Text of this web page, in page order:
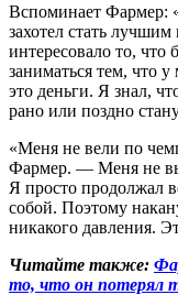
Вспоминает Фармер:
захотел стать
интересовало то, что
заниматься тем, что у
это деньги. Я знал,
рано или поздно
«Меня не вели по
Фармер. — Меня не
Я просто продолжал
собой. Поэтому
никакого давления.
Читайте также:
то, что он потерял